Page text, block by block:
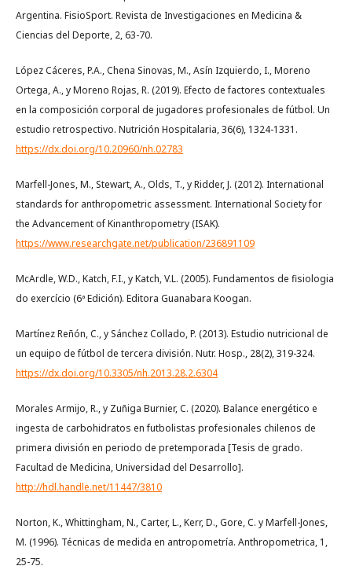
Argentina. FisioSport. Revista de Investigaciones en Medicina &
Ciencias del Deporte, 2, 63-70.
López Cáceres, P.A., Chena Sinovas, M., Asín Izquierdo, I., Moreno
Ortega, A., y Moreno Rojas, R. (2019). Efecto de factores contextuales
en la composición corporal de jugadores profesionales de fútbol. Un
estudio retrospectivo. Nutrición Hospitalaria, 36(6), 1324-1331.
https://dx.doi.org/10.20960/nh.02783
Marfell-Jones, M., Stewart, A., Olds, T., y Ridder, J. (2012). International
standards for anthropometric assessment. International Society for
the Advancement of Kinanthropometry (ISAK).
https://www.researchgate.net/publication/236891109
McArdle, W.D., Katch, F.I., y Katch, V.L. (2005). Fundamentos de fisiologia
do exercício (6ª Edición). Editora Guanabara Koogan.
Martínez Reñón, C., y Sánchez Collado, P. (2013). Estudio nutricional de
un equipo de fútbol de tercera división. Nutr. Hosp., 28(2), 319-324.
https://dx.doi.org/10.3305/nh.2013.28.2.6304
Morales Armijo, R., y Zuñiga Burnier, C. (2020). Balance energético e
ingesta de carbohidratos en futbolistas profesionales chilenos de
primera división en periodo de pretemporada [Tesis de grado.
Facultad de Medicina, Universidad del Desarrollo].
http://hdl.handle.net/11447/3810
Norton, K., Whittingham, N., Carter, L., Kerr, D., Gore, C. y Marfell-Jones,
M. (1996). Técnicas de medida en antropometría. Anthropometrica, 1,
25-75.